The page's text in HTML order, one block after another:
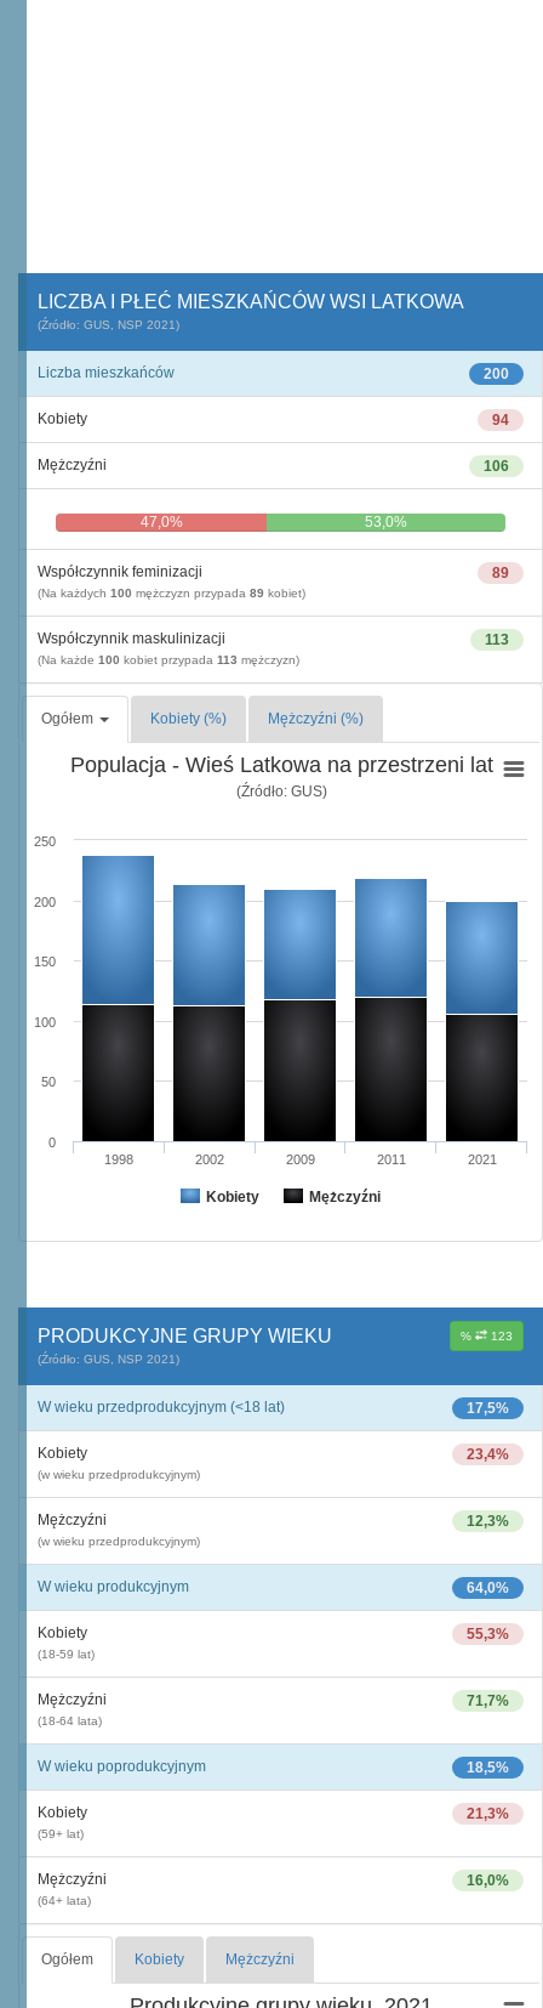
LICZBA I PŁEĆ MIESZKAŃCÓW WSI LATKOWA
(Źródło: GUS, NSP 2021)
200
Liczba mieszkańców
94
Kobiety
106
Mężczyźni
47,0% 53,0%
89
Współczynnik feminizacji
(Na każdych 100 mężczyzn przypada 89 kobiet)
113
Współczynnik maskulinizacji
(Na każde 100 kobiet przypada 113 mężczyzn)
Ogółem Kobiety (%) Mężczyźni (%)
Populacja - Wieś Latkowa na przestrzeni lat
(Źródło: GUS)
Kobiety Mężczyźni
1998 2002 2009 2011 2021
0
50
100
150
200
250
% 123
PRODUKCYJNE GRUPY WIEKU
(Źródło: GUS, NSP 2021)
17,5%
W wieku przedprodukcyjnym (<18 lat)
23,4%
Kobiety
(w wieku przedprodukcyjnym)
12,3%
Mężczyźni
(w wieku przedprodukcyjnym)
64,0%
W wieku produkcyjnym
55,3%
Kobiety
(18-59 lat)
71,7%
Mężczyźni
(18-64 lata)
18,5%
W wieku poprodukcyjnym
21,3%
Kobiety
(59+ lat)
16,0%
Mężczyźni
(64+ lata)
Ogółem Kobiety Mężczyźni